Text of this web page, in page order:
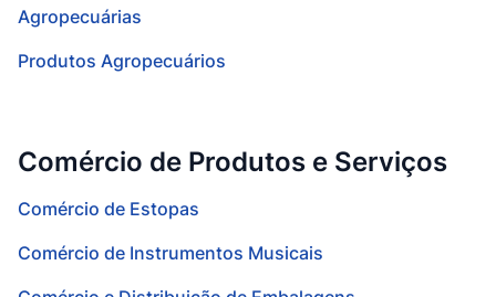
Agropecuárias
Produtos Agropecuários
Comércio de Produtos e Serviços
Comércio de Estopas
Comércio de Instrumentos Musicais